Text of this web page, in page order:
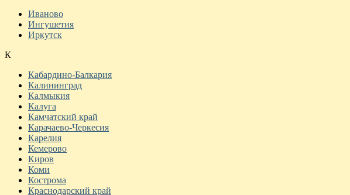
Иваново
Ингушетия
Иркутск
К
Кабардино-Балкария
Калининград
Калмыкия
Калуга
Камчатский край
Карачаево-Черкесия
Карелия
Кемерово
Киров
Коми
Кострома
Краснодарский край